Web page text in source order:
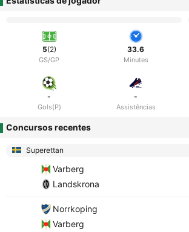
5(2)
GS/GP
33.6
Minutes
-
Gols(P)
-
Assistências
Concursos recentes
Superettan
Varberg
Landskrona
Norrkoping
Varberg